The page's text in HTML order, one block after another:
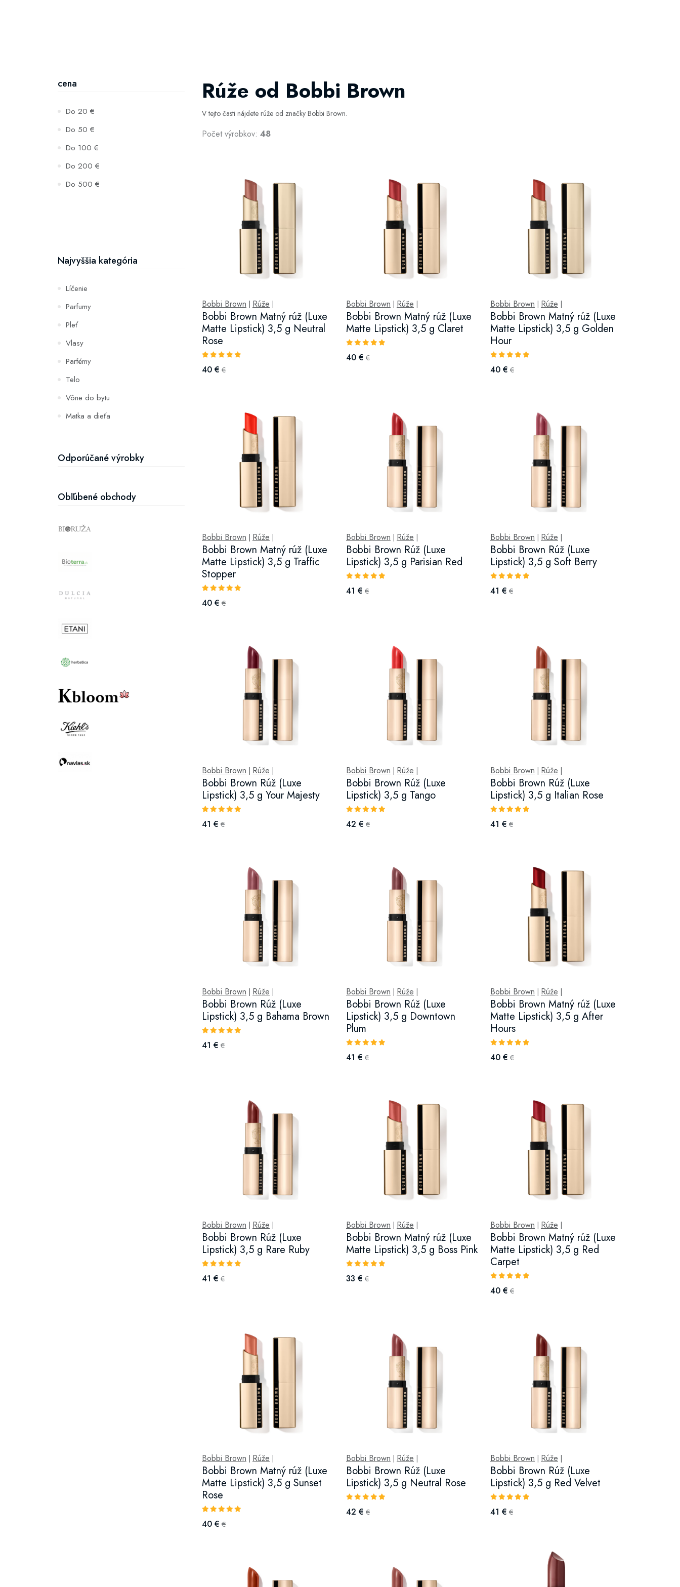
cena
Do 20 €
Do 50 €
Do 100 €
Do 200 €
Do 500 €
Najvyššia kategória
Líčenie
Parfumy
Pleť
Vlasy
Parfémy
Telo
Vône do bytu
Matka a dieťa
Hydratácia a výživa pleti
Odporúčané výrobky
Obľúbené obchody
Rúže od Bobbi Brown
V tejto časti nájdete rúže od značky Bobbi Brown.
Počet výrobkov: 48
Bobbi Brown Rúže
Bobbi Brown Matný rúž (Luxe
Matte Lipstick) 3,5 g Neutral
Rose
40 € €
Bobbi Brown Rúže
Bobbi Brown Matný rúž (Luxe
Matte Lipstick) 3,5 g Claret
40 € €
Bobbi Brown Rúže
Bobbi Brown Matný rúž (Luxe
Matte Lipstick) 3,5 g Golden
Hour
40 € €
Bobbi Brown Rúže
Bobbi Brown Matný rúž (Luxe
Matte Lipstick) 3,5 g Traffic
Stopper
40 € €
Bobbi Brown Rúže
Bobbi Brown Rúž (Luxe
Lipstick) 3,5 g Parisian Red
41 € €
Bobbi Brown Rúže
Bobbi Brown Rúž (Luxe
Lipstick) 3,5 g Soft Berry
41 € €
Bobbi Brown Rúže
Bobbi Brown Rúž (Luxe
Lipstick) 3,5 g Your Majesty
41 € €
Bobbi Brown Rúže
Bobbi Brown Rúž (Luxe
Lipstick) 3,5 g Tango
42 € €
Bobbi Brown Rúže
Bobbi Brown Rúž (Luxe
Lipstick) 3,5 g Italian Rose
41 € €
Bobbi Brown Rúže
Bobbi Brown Rúž (Luxe
Lipstick) 3,5 g Bahama Brown
41 € €
Bobbi Brown Rúže
Bobbi Brown Rúž (Luxe
Lipstick) 3,5 g Downtown
Plum
41 € €
Bobbi Brown Rúže
Bobbi Brown Matný rúž (Luxe
Matte Lipstick) 3,5 g After
Hours
40 € €
Bobbi Brown Rúže
Bobbi Brown Rúž (Luxe
Lipstick) 3,5 g Rare Ruby
41 € €
Bobbi Brown Rúže
Bobbi Brown Matný rúž (Luxe
Matte Lipstick) 3,5 g Boss Pink
33 € €
Bobbi Brown Rúže
Bobbi Brown Matný rúž (Luxe
Matte Lipstick) 3,5 g Red
Carpet
40 € €
Bobbi Brown Rúže
Bobbi Brown Matný rúž (Luxe
Matte Lipstick) 3,5 g Sunset
Rose
40 € €
Bobbi Brown Rúže
Bobbi Brown Rúž (Luxe
Lipstick) 3,5 g Neutral Rose
42 € €
Bobbi Brown Rúže
Bobbi Brown Rúž (Luxe
Lipstick) 3,5 g Red Velvet
41 € €